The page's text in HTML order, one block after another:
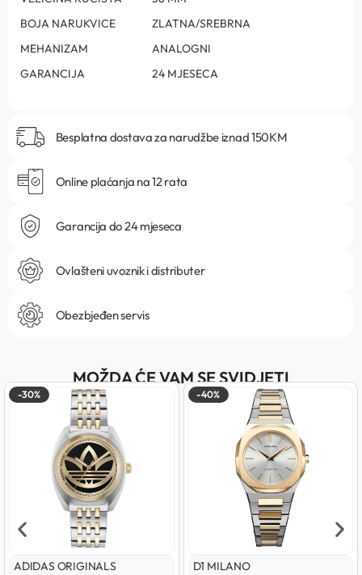
BOJA NARUKVICE
ZLATNA/SREBRNA
MEHANIZAM
ANALOGNI
GARANCIJA
24 MJESECA
Besplatna dostava za narudžbe iznad 150KM
Online plaćanja na 12 rata
Garancija do 24 mjeseca
Ovlašteni uvoznik i distributer
Obezbjeđen servis
MOŽDA ĆE VAM SE SVIDJETI
-30%
ADIDAS ORIGINALS
-40%
D1 MILANO